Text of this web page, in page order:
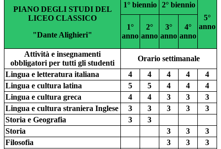
PIANO DEGLI STUDI DEL
LICEO CLASSICO
"Dante Alighieri"
1° biennio
2° biennio
5°
anno
1°
anno
2°
anno
3°
anno
4°
anno
Attività e insegnamenti
obbligatori per tutti gli studenti
Orario settimanale
Lingua e letteratura italiana
4 4 4 4
4
Lingua e cultura latina
5 5 4 4
4
Lingua e cultura greca
4 4 3 3
3
Lingua e cultura straniera Inglese
3 3 3 3
3
Storia e Geografia
3
3
Storia
3 3
3
Filosofia
3 3
3